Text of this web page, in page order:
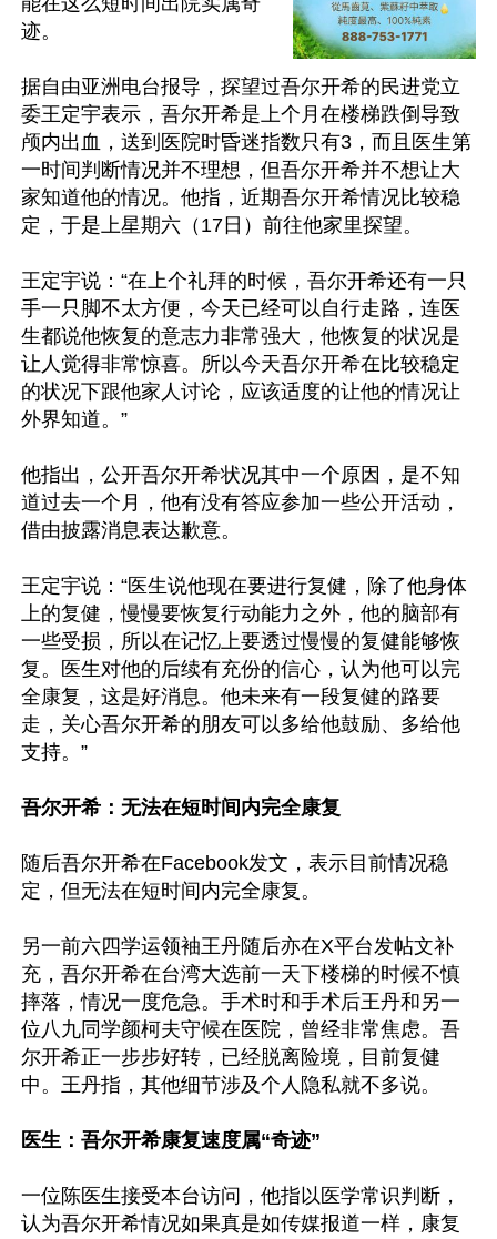
迹。
据自由亚洲电台报导，探望过吾尔开希的民进党立
委王定宇表示，吾尔开希是上个月在楼梯跌倒导致
颅内出血，送到医院时昏迷指数只有3，而且医生第
一时间判断情况并不理想，但吾尔开希并不想让大
家知道他的情况。他指，近期吾尔开希情况比较稳
定，于是上星期六（17日）前往他家里探望。
王定宇说：“在上个礼拜的时候，吾尔开希还有一只
手一只脚不太方便，今天已经可以自行走路，连医
生都说他恢复的意志力非常强大，他恢复的状况是
让人觉得非常惊喜。所以今天吾尔开希在比较稳定
的状况下跟他家人讨论，应该适度的让他的情况让
外界知道。”
他指出，公开吾尔开希状况其中一个原因，是不知
道过去一个月，他有没有答应参加一些公开活动，
借由披露消息表达歉意。
王定宇说：“医生说他现在要进行复健，除了他身体
上的复健，慢慢要恢复行动能力之外，他的脑部有
一些受损，所以在记忆上要透过慢慢的复健能够恢
复。医生对他的后续有充份的信心，认为他可以完
全康复，这是好消息。他未来有一段复健的路要
走，关心吾尔开希的朋友可以多给他鼓励、多给他
支持。”
吾尔开希：无法在短时间内完全康复
随后吾尔开希在Facebook发文，表示目前情况稳
定，但无法在短时间内完全康复。
另一前六四学运领袖王丹随后亦在X平台发帖文补
充，吾尔开希在台湾大选前一天下楼梯的时候不慎
摔落，情况一度危急。手术时和手术后王丹和另一
位八九同学颜柯夫守候在医院，曾经非常焦虑。吾
尔开希正一步步好转，已经脱离险境，目前复健
中。王丹指，其他细节涉及个人隐私就不多说。
医生：吾尔开希康复速度属“奇迹”
一位陈医生接受本台访问，他指以医学常识判断，
认为吾尔开希情况如果真是如传媒报道一样，康复